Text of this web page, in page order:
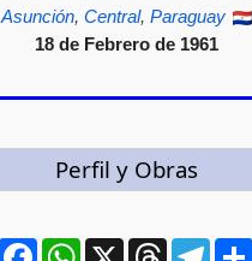
Asunción, Central, Paraguay
18 de Febrero de 1961
Perfil y Obras
FacebookWhatsApp
X Threads